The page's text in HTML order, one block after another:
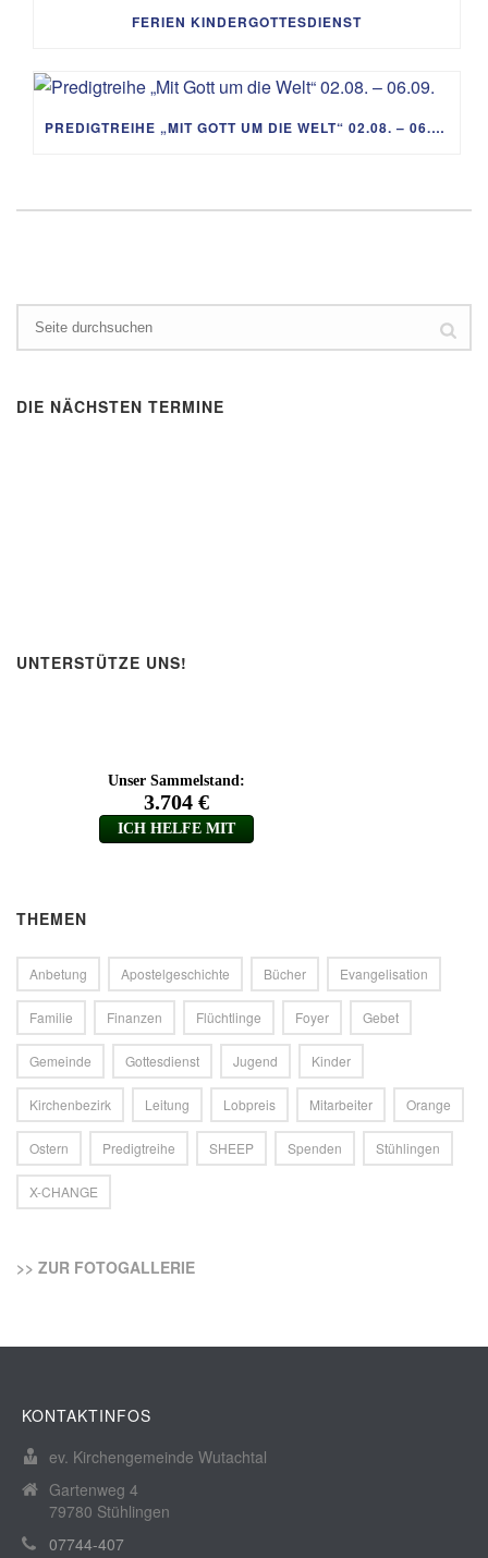
FERIEN KINDERGOTTESDIENST
PREDIGTREIHE „MIT GOTT UM DIE WELT“ 02.08. – 06.09.
DIE NÄCHSTEN TERMINE
UNTERSTÜTZE UNS!
THEMEN
Anbetung Apostelgeschichte Bücher Evangelisation
Familie Finanzen Flüchtlinge Foyer Gebet
Gemeinde Gottesdienst Jugend Kinder
Kirchenbezirk Leitung Lobpreis Mitarbeiter Orange
Ostern Predigtreihe SHEEP Spenden Stühlingen
X-CHANGE
>> ZUR FOTOGALLERIE
KONTAKTINFOS
ev. Kirchengemeinde Wutachtal
Gartenweg 4
79780 Stühlingen
07744-407